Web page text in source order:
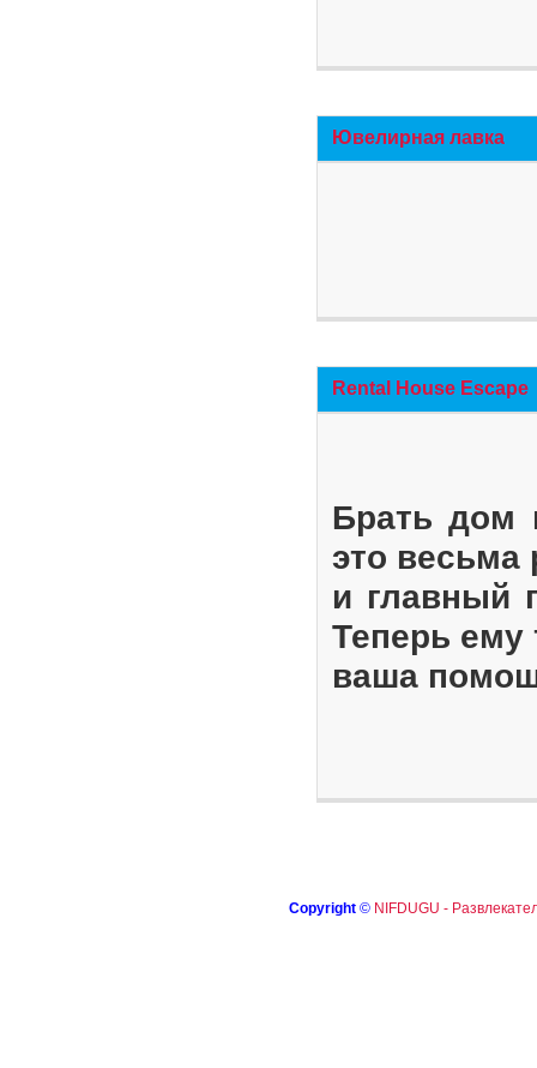
Ювелирная лавка
Rental House Escape
Брать дом
это весьма
и главный
Теперь ему
ваша
Copyright © NIFDUGU -